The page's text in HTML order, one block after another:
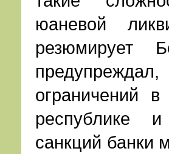
юаневой
резюмирует
ограничений
республике
санкций банки